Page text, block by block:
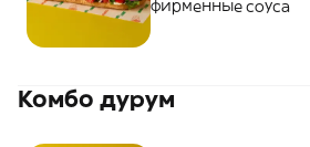
фирменные соуса
Комбо дурум